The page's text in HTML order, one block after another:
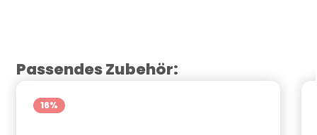
Produktgalerie überspringen
Passendes Zubehör:
16%